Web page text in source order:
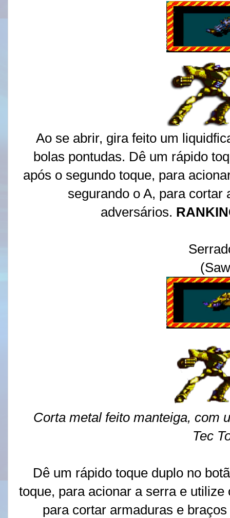
Ao se abrir, gira feito um
bolas pontudas. Dê um rápido
após o segundo toque, para
segurando o A, para cortar
adversários.
Corta metal feito manteiga, com
Tec
Dê um rápido toque duplo no
toque, para acionar a serra e
para cortar armaduras e